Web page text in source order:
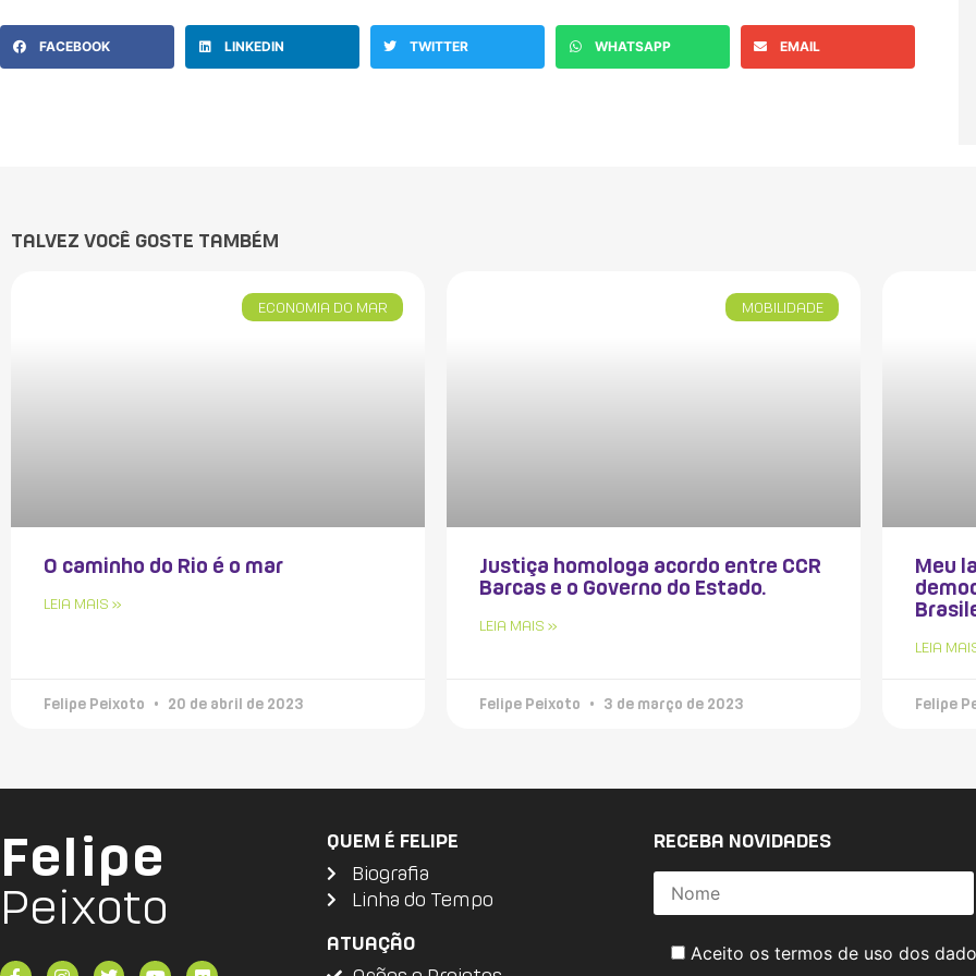
FACEBOOK LINKEDIN TWITTER WHATSAPP EMAIL
TALVEZ VOCÊ GOSTE TAMBÉM
ECONOMIA DO MAR
O caminho do Rio é o mar
LEIA MAIS »
Felipe Peixoto 20 de abril de 2023
MOBILIDADE
Justiça homologa acordo entre CCR
Barcas e o Governo do Estado.
LEIA MAIS »
Felipe Peixoto 3 de março de 2023
Meu
LEIA
Felipe
Felipe
Peixoto
QUEM É FELIPE
Biografia
Linha do Tempo
ATUAÇÃO
RECEBA NOVIDADES
Aceito os termos de uso dos